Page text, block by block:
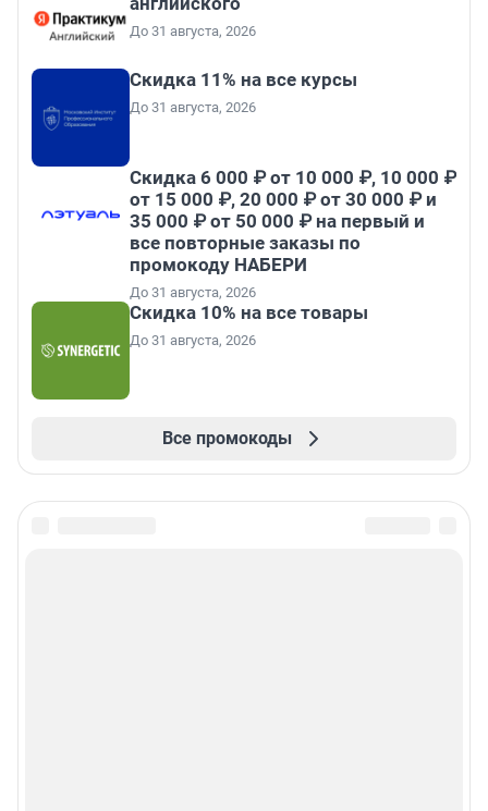
До 31 августа, 2026
Скидка 11% на все курсы
До 31 августа, 2026
Скидка 6 000 ₽ от 10 000 ₽, 10 000 ₽
от 15 000 ₽, 20 000 ₽ от 30 000 ₽ и
35 000 ₽ от 50 000 ₽ на первый и
все повторные заказы по
промокоду НАБЕРИ
До 31 августа, 2026
Скидка 10% на все товары
До 31 августа, 2026
Все промокоды